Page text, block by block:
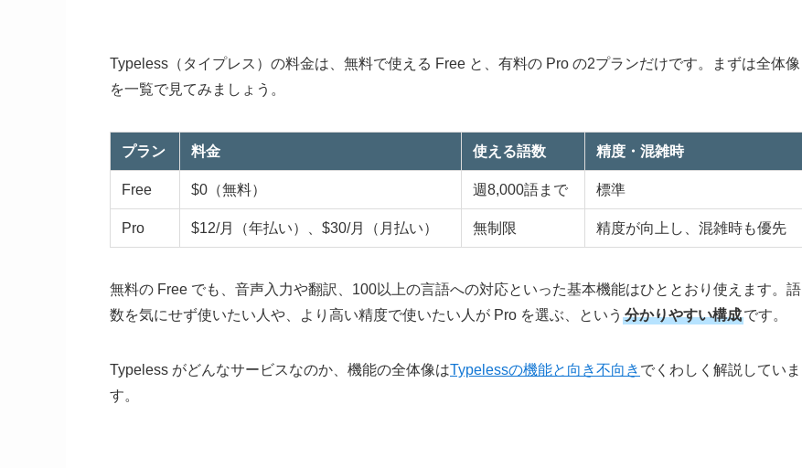
Typeless（タイプレス）の料金は、無料で使える Free と、有料の Pro の2プランだけです。まずは全体像
を一覧で見てみましょう。
プラン 料金 使える語数 精度・混雑時
Free $0（無料） 週8,000語まで 標準
Pro $12/月（年払い）、$30/月（月払い） 無制限 精度が向上し、混雑時も優先
無料の Free でも、音声入力や翻訳、100以上の言語への対応といった基本機能はひととおり使えます。語
数を気にせず使いたい人や、より高い精度で使いたい人が Pro を選ぶ、という 分かりやすい構成です。
Typeless がどんなサービスなのか、機能の全体像はTypelessの機能と向き不向き でくわしく解説していま
す。